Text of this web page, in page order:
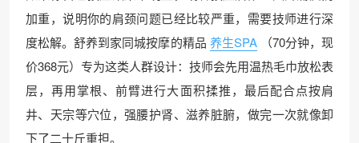
加重，说明你的肩颈问题已经比较严重，需要技师进行深
度松解。舒养到家同城按摩的精品 养生SPA
（70分钟，现
价368元）专为这类人群设计：技师会先用温热毛巾放松表
层，再用掌根、前臂进行大面积揉推，最后配合点按肩
井、天宗等穴位，强腰护肾、滋养脏腑，做完一次就像卸
下了二十斤重担。